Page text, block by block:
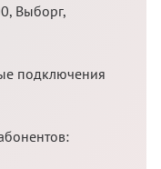
, Выборг,
подключения